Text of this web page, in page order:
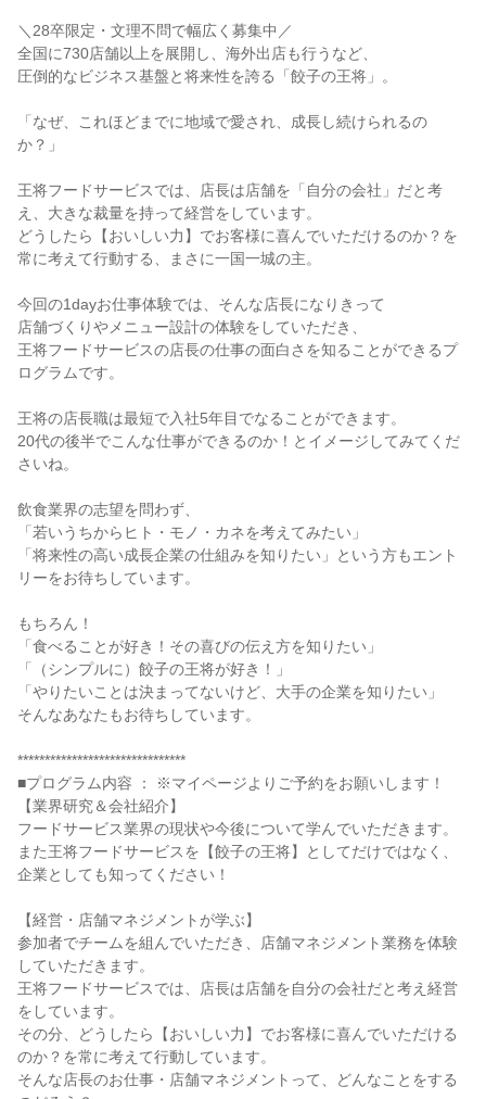
＼28卒限定・文理不問で幅広く募集中／
全国に730店舗以上を展開し、海外出店も行うなど、
圧倒的なビジネス基盤と将来性を誇る「餃子の王将」。
「なぜ、これほどまでに地域で愛され、成長し続けられるの
か？」
王将フードサービスでは、店長は店舗を「自分の会社」だと考
え、大きな裁量を持って経営をしています。
どうしたら【おいしい力】でお客様に喜んでいただけるのか？を
常に考えて行動する、まさに一国一城の主。
今回の1dayお仕事体験では、そんな店長になりきって
店舗づくりやメニュー設計の体験をしていただき、
王将フードサービスの店長の仕事の面白さを知ることができるプ
ログラムです。
王将の店長職は最短で入社5年目でなることができます。
20代の後半でこんな仕事ができるのか！とイメージしてみてくだ
さいね。
飲食業界の志望を問わず、
「若いうちからヒト・モノ・カネを考えてみたい」
「将来性の高い成長企業の仕組みを知りたい」という方もエント
リーをお待ちしています。
もちろん！
「食べることが好き！その喜びの伝え方を知りたい」
「（シンプルに）餃子の王将が好き！」
「やりたいことは決まってないけど、大手の企業を知りたい」
そんなあなたもお待ちしています。
*******************************
■プログラム内容 ： ※マイページよりご予約をお願いします！
【業界研究＆会社紹介】
フードサービス業界の現状や今後について学んでいただきます。
また王将フードサービスを【餃子の王将】としてだけではなく、
企業としても知ってください！
【経営・店舗マネジメントが学ぶ】
参加者でチームを組んでいただき、店舗マネジメント業務を体験
していただきます。
王将フードサービスでは、店長は店舗を自分の会社だと考え経営
をしています。
その分、どうしたら【おいしい力】でお客様に喜んでいただける
のか？を常に考えて行動しています。
そんな店長のお仕事・店舗マネジメントって、どんなことをする